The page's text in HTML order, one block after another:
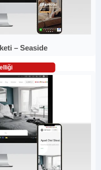
– Seaside